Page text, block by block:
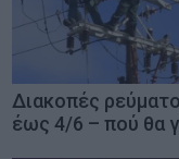
Διακοπές
έως 4/6 – πού θα